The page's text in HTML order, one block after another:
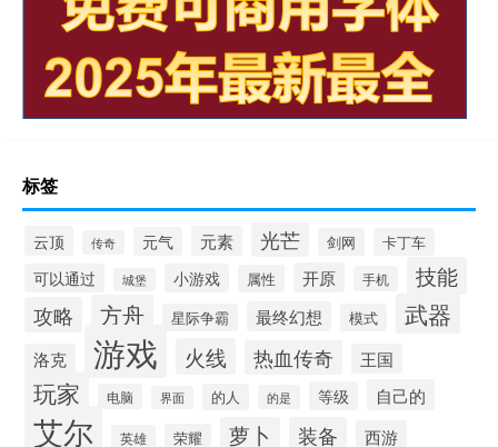
标签
云顶 传奇 元气 元素 光芒 剑网 卡丁车
可以通过 城堡 小游戏 属性 开原 手机 技能
攻略 方舟 星际争霸 最终幻想 模式 武器
洛克 游戏 火线 热血传奇 王国
玩家 电脑 界面 的人 的是 等级 自己的
艾尔 英雄 荣耀 萝卜 装备 西游